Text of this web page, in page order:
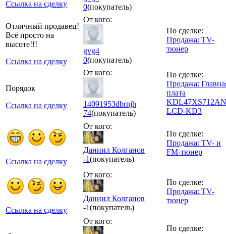
Ссылка на сделку
0(покупатель)
Отличный продавец!
Всё просто на
высоте!!!
Ссылка на сделку
От кого:
gvg4
0(покупатель)
По сделке:
Продажа: TV-
тюнер
Порядок
Ссылка на сделку
От кого:
14091953dbrnjh
74(покупатель)
По сделке:
Продажа:
плата
LCD-KD3
Ссылка на сделку
От кого:
Даниил Колганов
-1(покупатель)
По сделке:
Продажа: TV- и
FM-тюнер
Ссылка на сделку
От кого:
Даниил Колганов
-1(покупатель)
По сделке:
Продажа: TV-
тюнер
От кого:
По сделке: